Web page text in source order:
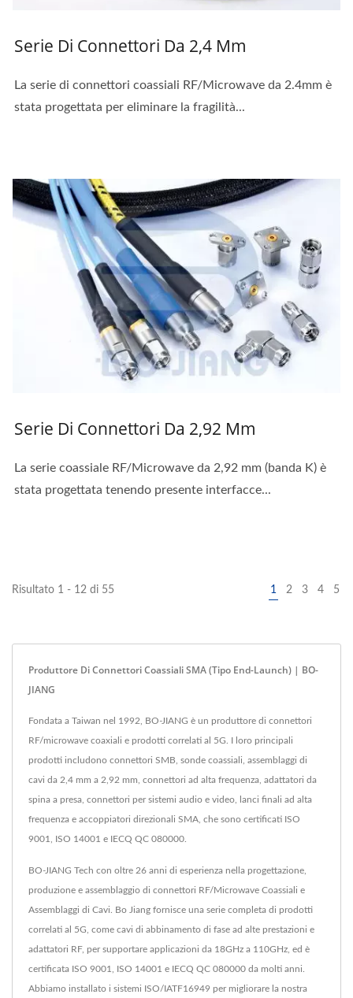
Serie Di Connettori Da 2,4 Mm
La serie di connettori coassiali RF/Microwave da 2.4mm è
stata progettata per eliminare la fragilità...
Serie Di Connettori Da 2,92 Mm
La serie coassiale RF/Microwave da 2,92 mm (banda K) è
stata progettata tenendo presente interfacce...
Risultato 1 - 12 di 55 1 2 3 4 5
Produttore Di Connettori Coassiali SMA (tipo End-Launch) | BO-
JIANG
Fondata a Taiwan nel 1992, BO-JIANG è un produttore di connettori
RF/microwave coaxiali e prodotti correlati al 5G. I loro principali
prodotti includono connettori SMB, sonde coassiali, assemblaggi di
cavi da 2,4 mm a 2,92 mm, connettori ad alta frequenza, adattatori da
spina a presa, connettori per sistemi audio e video, lanci finali ad alta
frequenza e accoppiatori direzionali SMA, che sono certificati ISO
9001, ISO 14001 e IECQ QC 080000.
BO-JIANG Tech con oltre 26 anni di esperienza nella progettazione,
produzione e assemblaggio di connettori RF/Microwave Coassiali e
Assemblaggi di Cavi. Bo Jiang fornisce una serie completa di prodotti
correlati al 5G, come cavi di abbinamento di fase ad alte prestazioni e
adattatori RF, per supportare applicazioni da 18GHz a 110GHz, ed è
certificata ISO 9001, ISO 14001 e IECQ QC 080000 da molti anni.
Abbiamo installato i sistemi ISO/IATF16949 per migliorare la nostra